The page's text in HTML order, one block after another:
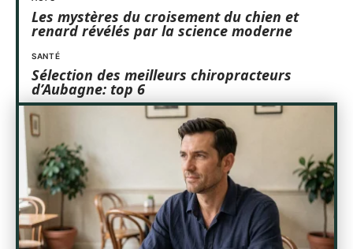
Les mystères du croisement du chien et
renard révélés par la science moderne
SANTÉ
Sélection des meilleurs chiropracteurs
d’Aubagne: top 6